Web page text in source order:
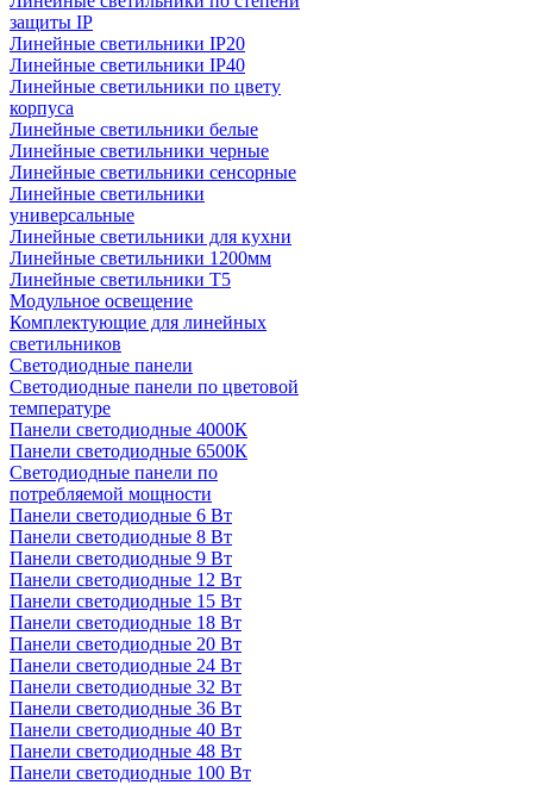
защиты IP
Линейные светильники IP20
Линейные светильники IP40
Линейные светильники по цвету
корпуса
Линейные светильники белые
Линейные светильники черные
Линейные светильники сенсорные
Линейные светильники
универсальные
Линейные светильники для кухни
Линейные светильники 1200мм
Линейные светильники Т5
Модульное освещение
Комплектующие для линейных
светильников
Светодиодные панели
Светодиодные панели по цветовой
температуре
Панели светодиодные 4000К
Панели светодиодные 6500К
Светодиодные панели по
потребляемой мощности
Панели светодиодные 6 Вт
Панели светодиодные 8 Вт
Панели светодиодные 9 Вт
Панели светодиодные 12 Вт
Панели светодиодные 15 Вт
Панели светодиодные 18 Вт
Панели светодиодные 20 Вт
Панели светодиодные 24 Вт
Панели светодиодные 32 Вт
Панели светодиодные 36 Вт
Панели светодиодные 40 Вт
Панели светодиодные 48 Вт
Панели светодиодные 100 Вт